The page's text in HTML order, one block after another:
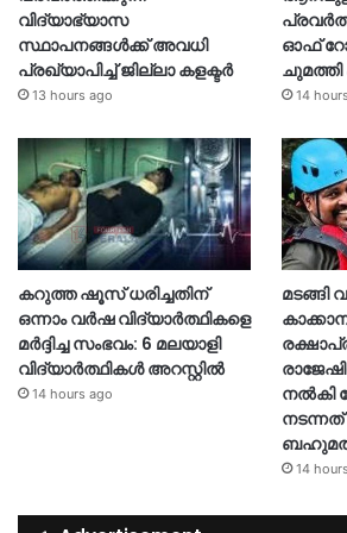
വിദ്യാഭ്യാസ
സ്ഥാപനങ്ങള്‍ക്ക് അവധി
പ്രഖ്യാപിച്ച് ജില്ലാ കളക്ടർ
13 hours ago
ഓഫ്
ചുമത്തി
14
കറുത്ത ഷൂസ് ധരിച്ചതിന്
ഒന്നാം വർഷ വിദ്യാർത്ഥികളെ
മർദ്ദിച്ച സംഭവം: 6 മലയാളി
വിദ്യാർത്ഥികൾ അറസ്റ്റിൽ
14 hours ago
മടങ്ങി
നൽകി
14